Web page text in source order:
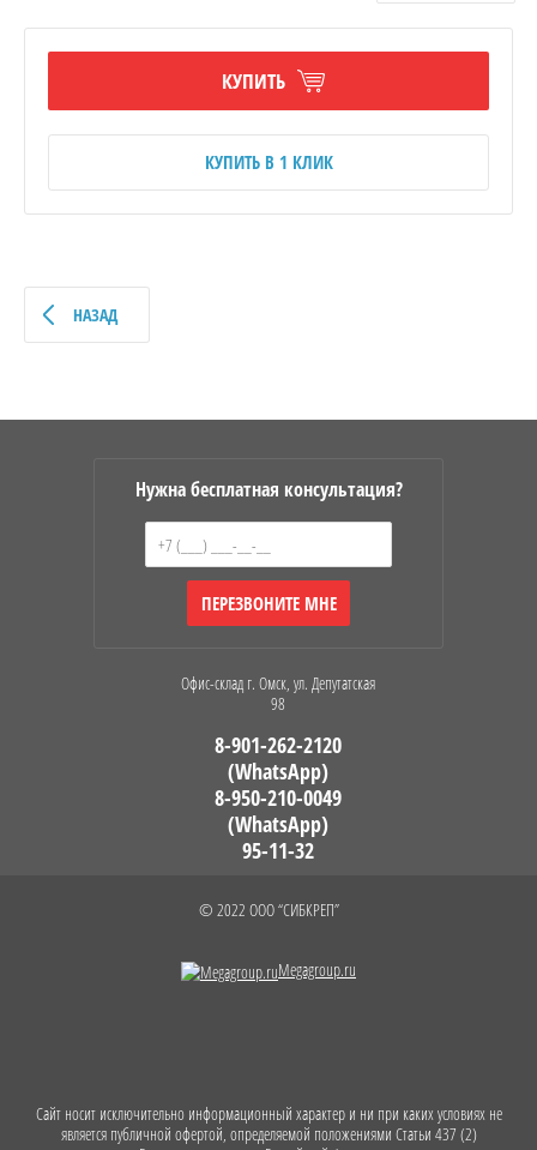
КУПИТЬ
КУПИТЬ В 1 КЛИК
НАЗАД
Нужна бесплатная консультация?
ПЕРЕЗВОНИТЕ МНЕ
Офис-склад г. Омск, ул. Депутатская
98
8-901-262-2120
(WhatsApp)
8-950-210-0049
(WhatsApp)
95-11-32
© 2022 ООО “СИБКРЕП”
Megagroup.ru
Сайт носит исключительно информационный характер и ни при каких условиях не
является публичной офертой, определяемой положениями Статьи 437 (2)